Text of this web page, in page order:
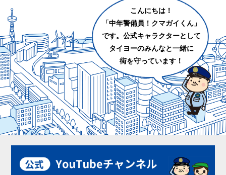
こんにちは！
「中年警備員！クマガイくん」
です。公式キャラクターとして
タイヨーのみんなと一緒に
街を守っています！